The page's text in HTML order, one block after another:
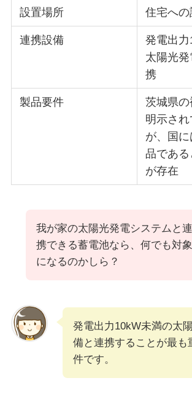
設置場所 住宅への
連携設備
発電出
太陽光
携
製品要件
茨城県
明示さ
が、国
品であ
が存在
我が家の太陽光発電システムと連
携できる蓄電池なら、何でも対象
になるのかしら？
発電出力10kW未満の太
備と連携することが最も
件です。